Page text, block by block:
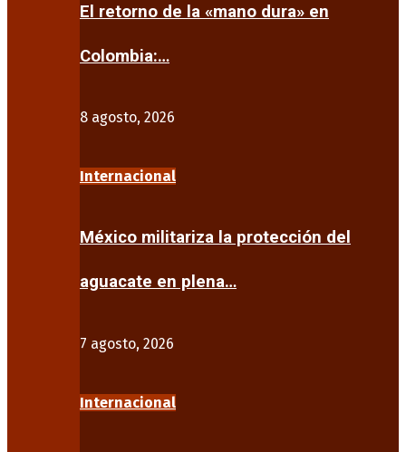
El retorno de la «mano dura» en
Colombia:…
8 agosto, 2026
Internacional
México militariza la protección del
aguacate en plena…
7 agosto, 2026
Internacional